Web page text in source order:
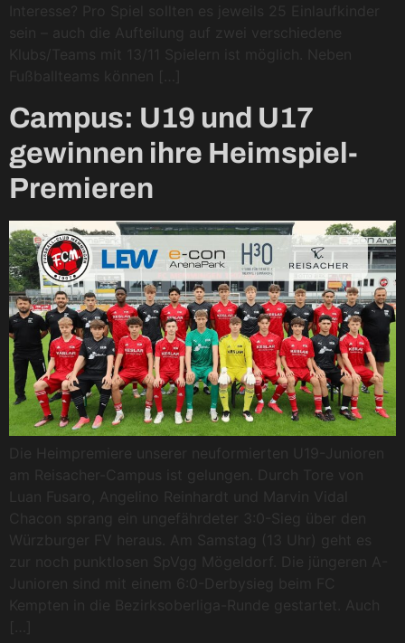
Interesse? Pro Spiel sollten es jeweils 25 Einlaufkinder
sein – auch die Aufteilung auf zwei verschiedene
Klubs/Teams mit 13/11 Spielern ist möglich. Neben
Fußballteams können […]
Campus: U19 und U17
gewinnen ihre Heimspiel-
Premieren
Die Heimpremiere unserer neuformierten U19-Junioren
am Reisacher-Campus ist gelungen. Durch Tore von
Luan Fusaro, Angelino Reinhardt und Marvin Vidal
Chacon sprang ein ungefährdeter 3:0-Sieg über den
Würzburger FV heraus. Am Samstag (13 Uhr) geht es
zur noch punktlosen SpVgg Mögeldorf. Die jüngeren A-
Junioren sind mit einem 6:0-Derbysieg beim FC
Kempten in die Bezirksoberliga-Runde gestartet. Auch